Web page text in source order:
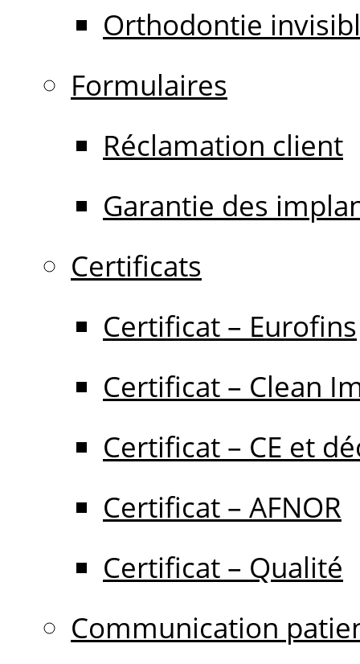
Orthodontie
Formulaires
Réclamation client
Garantie des
Certificats
Certificat – Eurofins
Certificat – Clean
Certificat – CE et
Certificat – AFNOR
Certificat – Qualité
Communication